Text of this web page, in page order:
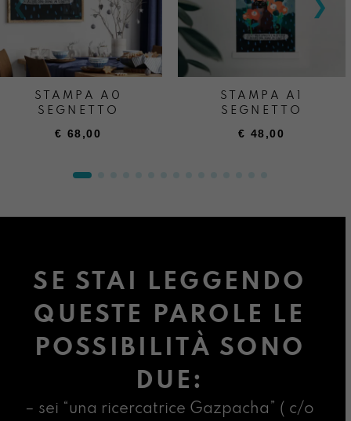
STAMPA A0
SEGNETTO
€ 68,00
STAMPA A1
SEGNETTO
€ 48,00
SE STAI LEGGENDO
QUESTE PAROLE LE
POSSIBILITÀ SONO
DUE:
– sei “una ricercatrice Gazpacha” ( c/o